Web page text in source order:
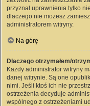
przyznał uprawnienia tylko
dlaczego nie możesz
administratorem witryny.
Na górę
Dlaczego otrzymałem/
Każdy administrator witryny
danej witrynie. Są one
nimi. Jeśli ktoś ich nie
ostrzeżenia decyduje
wspólnego z ostrzeżeniami